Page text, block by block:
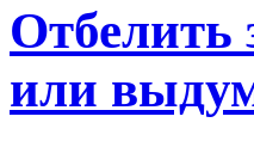
Отбелить
или